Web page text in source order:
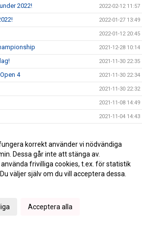
2022! 2022-02-12 11:57
2022-01-27 13:49
2022-01-12 20:45
2021-12-28 10:14
2021-11-30 22:35
4 2021-11-30 22:34
2021-11-30 22:32
2021-11-08 14:49
2021-11-04 14:43
Jakob! 2021-11-01 22:45
2021-10-31 22:51
korrekt använder vi nödvändiga
Dessa går inte att stänga av.
använda frivilliga cookies, t.ex. för statistik
väljer själv om du vill acceptera dessa.
Acceptera alla